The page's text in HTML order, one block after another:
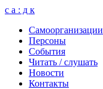
с а : д к
Само­ор­га­ни­за­ции
Пер­соны
Собы­тия
Читать / слу­шать
Ново­сти
Кон­такты